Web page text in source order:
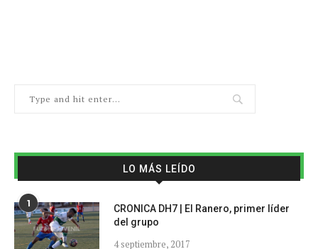
LO MÁS LEÍDO
1
CRONICA DH7 | El Ranero, primer líder
del grupo
4 septiembre, 2017